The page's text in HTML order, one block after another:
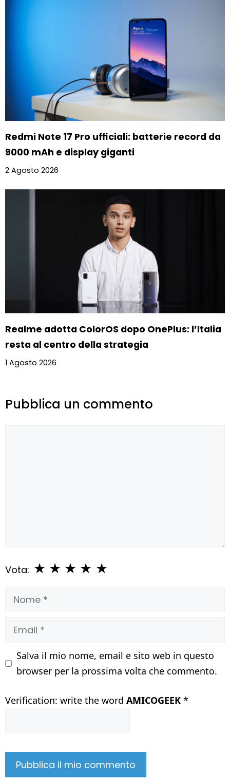
Redmi Note 17 Pro ufficiali: batterie record da
9000 mAh e display giganti
2 Agosto 2026
Realme adotta ColorOS dopo OnePlus: l’Italia
resta al centro della strategia
1 Agosto 2026
Pubblica un commento
Vota: ★
★
★
★
★
Nome
Email
Salva il mio nome, email e sito web in questo
browser per la prossima volta che commento.
Verification: write the word AMICOGEEK *